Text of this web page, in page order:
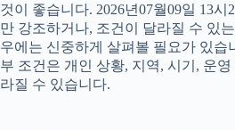
것이 좋습니다. 2026년07월09일 13
만 강조하거나, 조건이 달라질 수 있
우에는 신중하게 살펴볼 필요가 있습
부 조건은 개인 상황, 지역, 시기, 운
라질 수 있습니다.